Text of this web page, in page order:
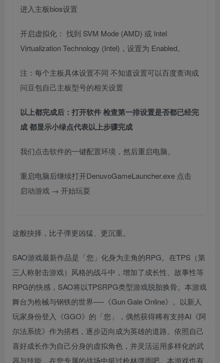
进入主板bios设置
开启虚拟化： 找到 SVM Mode (AMD) 或 Intel
Virtualization Technology (Intel)，设置为 Enabled。
注：每个主板具体设置不同 不知道设置可以百度查询或
问豆包自己主板型号的相关设置
以上都完成后：打开软件 检查第一排设置是否都已经完
成 都显示小绿点代表以上步骤完成
我们点击软件的一键配置环境，然后重启电脑。
重启电脑后继续打开DenuvoGameLauncher.exe 点击
启动游戏 → 开始玩耍
这般抉择，比子弹更凶猛、更沉重。
SAO游戏最新作品是「您」化身为主角的RPG。在TPS（第
三人称射击游戏）风格的战斗中，增加了成长性、故事性等
RPG的快感，SAO将以TPSRPG类型游戏脱胎换骨。本游戏
舞台为枪械与钢铁的世界──《Gun Gale Online》。以新人
玩家身份登入《GGO》的「您」，偶然获得稀有支持AI《阿
尔法系统》作为搭档，逐步迈向成为英雄的道路。依照自己
喜好成长作为自己分身的虚拟角色，并灵活运用多样化的武
器与技能，在您专属的战场中挺过枪林弹雨吧。本游戏也有